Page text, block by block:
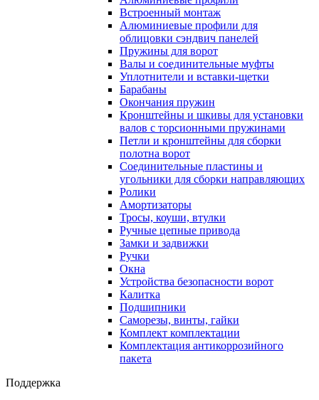
Встроенный монтаж
Алюминиевые профили для
облицовки сэндвич панелей
Пружины для ворот
Валы и соединительные муфты
Уплотнители и вставки-щетки
Барабаны
Окончания пружин
Кронштейны и шкивы для установки
валов с торсионными пружинами
Петли и кронштейны для сборки
полотна ворот
Соединительные пластины и
угольники для сборки направляющих
Ролики
Амортизаторы
Тросы, коуши, втулки
Ручные цепные привода
Замки и задвижки
Ручки
Окна
Устройства безопасности ворот
Калитка
Подшипники
Саморезы, винты, гайки
Комплект комплектации
Комплектация антикоррозийного
пакета
Поддержка